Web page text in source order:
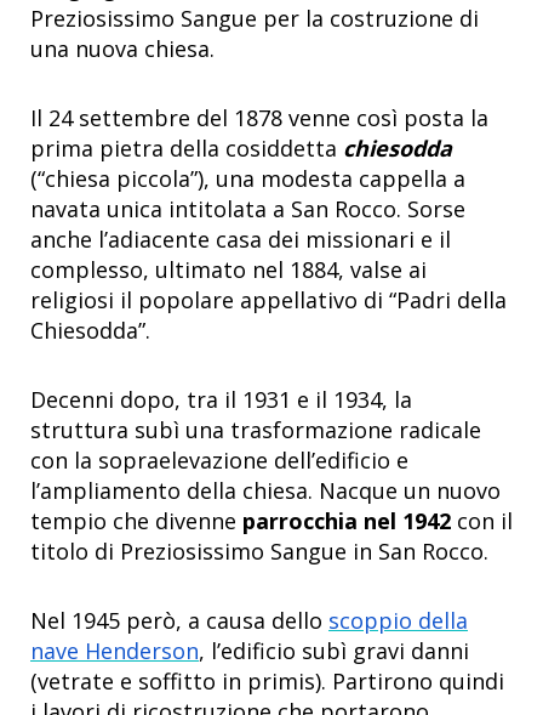
Preziosissimo Sangue per la costruzione di
una nuova chiesa.
Il 24 settembre del 1878 venne così posta la
prima pietra della cosiddetta chiesodda
(“chiesa piccola”), una modesta cappella a
navata unica intitolata a San Rocco. Sorse
anche l’adiacente casa dei missionari e il
complesso, ultimato nel 1884, valse ai
religiosi il popolare appellativo di “Padri della
Chiesodda”.
Decenni dopo, tra il 1931 e il 1934, la
struttura subì una trasformazione radicale
con la sopraelevazione dell’edificio e
l’ampliamento della chiesa. Nacque un nuovo
tempio che divenne parrocchia nel 1942 con il
titolo di Preziosissimo Sangue in San Rocco.
Nel 1945 però, a causa dello scoppio della
nave Henderson, l’edificio subì gravi danni
(vetrate e soffitto in primis). Partirono quindi